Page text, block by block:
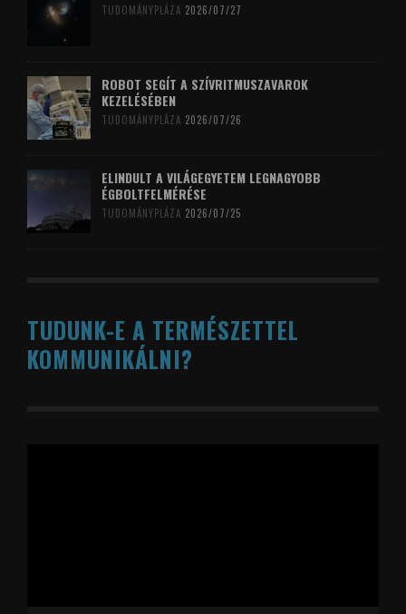
TUDOMÁNYPLÁZA 2026/07/27
ROBOT SEGÍT A SZÍVRITMUSZAVAROK
KEZELÉSÉBEN
TUDOMÁNYPLÁZA 2026/07/26
ELINDULT A VILÁGEGYETEM LEGNAGYOBB
ÉGBOLTFELMÉRÉSE
TUDOMÁNYPLÁZA 2026/07/25
TUDUNK-E A TERMÉSZETTEL
KOMMUNIKÁLNI?